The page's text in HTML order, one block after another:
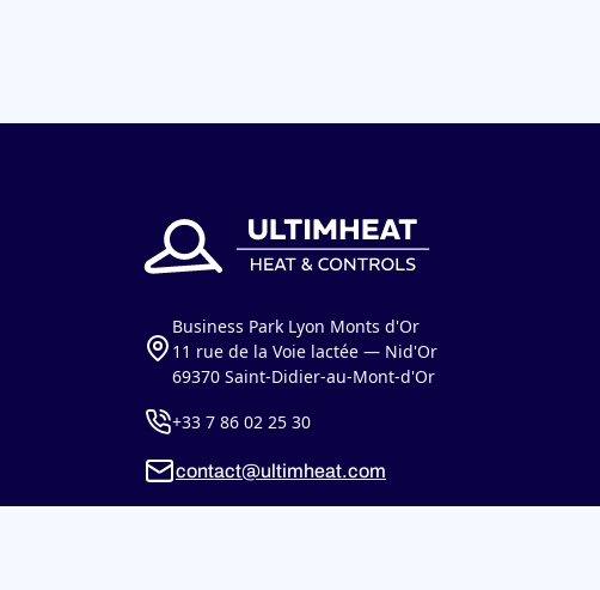
Business Park Lyon Monts d'Or
11 rue de la Voie lactée — Nid'Or
69370 Saint-Didier-au-Mont-d'Or
+33 7 86 02 25 30
contact@ultimheat.com